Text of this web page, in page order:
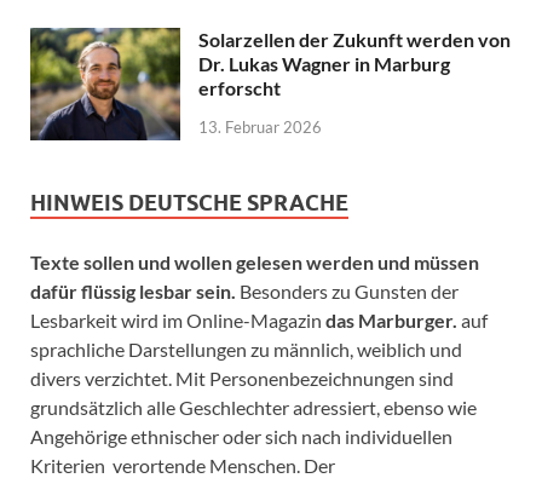
Solarzellen der Zukunft werden von
Dr. Lukas Wagner in Marburg
erforscht
13. Februar 2026
HINWEIS DEUTSCHE SPRACHE
Texte sollen und wollen gelesen werden und müssen
dafür flüssig lesbar sein. Besonders zu Gunsten der
Lesbarkeit wird im Online-Magazin das Marburger. auf
sprachliche Darstellungen zu männlich, weiblich und
divers verzichtet. Mit Personenbezeichnungen sind
grundsätzlich alle Geschlechter adressiert, ebenso wie
Angehörige ethnischer oder sich nach individuellen
Kriterien verortende Menschen. Der